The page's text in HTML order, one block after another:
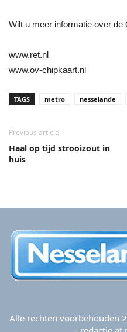
Wilt u meer informatie over de
www.ret.nl
www.ov-chipkaart.nl
TAGS metro nesselande
Previous article
Haal op tijd strooizout in
huis
Alle rechten voorbehouden